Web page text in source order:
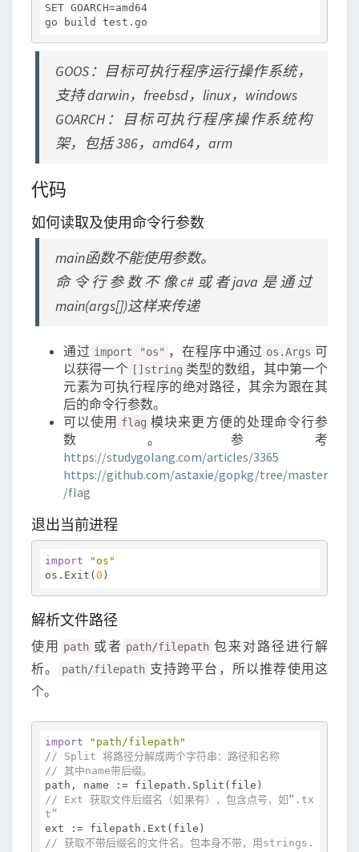
SET GOARCH=amd64
GOOS：目标可执行程序运行操作系统，
支持 darwin，freebsd，linux，windows
GOARCH：目标可执行程序操作系统构
架，包括 386，amd64，arm
代码
如何读取及使用命令行参数
main函数不能使用参数。
命令行参数不像c#或者java是通过
main(args[])这样来传递
通过 import "os" ，在程序中通过 os.Args 可
以获得一个 []string 类型的数组，其中第一个
元素为可执行程序的绝对路径，其余为跟在其
后的命令行参数。
可以使用 flag 模块来更方便的处理命令行参
数。参考
https://studygolang.com/articles/3365
https://github.com/astaxie/gopkg/tree/master
/flag
退出当前进程
import
"os"
os.Exit( 0
解析文件路径
使用 path 或者 path/filepath 包来对路径进行解
析。
path/filepath 支持跨平台，所以推荐使用这
个。
import
"path/filepath"
// Split 将路径分解成两个字符串：路径和名称
// 其中name带后缀。
// Ext 获取文件后缀名（如果有），包含点号，如“.tx
t”
// 获取不带后缀名的文件名。包本身不带，用strings.